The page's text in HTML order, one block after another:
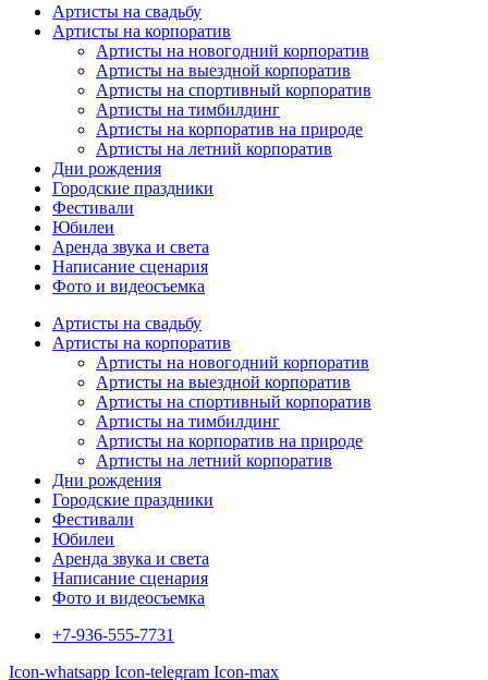
Артисты на свадьбу
Артисты на корпоратив
Артисты на новогодний корпоратив
Артисты на выездной корпоратив
Артисты на спортивный корпоратив
Артисты на тимбилдинг
Артисты на корпоратив на природе
Артисты на летний корпоратив
Дни рождения
Городские праздники
Фестивали
Юбилеи
Аренда звука и света
Написание сценария
Фото и видеосъемка
Артисты на свадьбу
Артисты на корпоратив
Артисты на новогодний корпоратив
Артисты на выездной корпоратив
Артисты на спортивный корпоратив
Артисты на тимбилдинг
Артисты на корпоратив на природе
Артисты на летний корпоратив
Дни рождения
Городские праздники
Фестивали
Юбилеи
Аренда звука и света
Написание сценария
Фото и видеосъемка
+7-936-555-7731
Icon-whatsapp Icon-telegram Icon-max